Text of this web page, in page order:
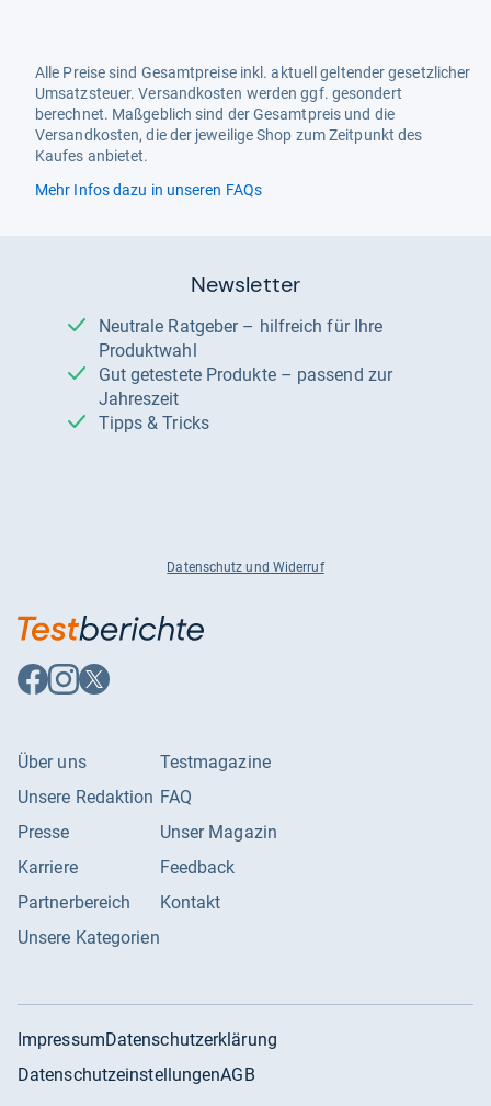
Alle Preise sind Gesamtpreise inkl. aktuell geltender gesetzlicher
Umsatzsteuer. Versandkosten werden ggf. gesondert
berechnet. Maßgeblich sind der Gesamtpreis und die
Versandkosten, die der jeweilige Shop zum Zeitpunkt des
Kaufes anbietet.
Mehr Infos dazu in unseren FAQs
Newsletter
Neutrale Ratgeber – hilfreich für Ihre
Produktwahl
Gut getestete Produkte – passend zur
Jahreszeit
Tipps & Tricks
Datenschutz und Widerruf
Auf
Facebook
Auf
Instagram
Auf
X
Über uns
Unsere Redaktion
Presse
Karriere
Partnerbereich
Unsere Kategorien
Testmagazine
FAQ
Unser Magazin
Feedback
Kontakt
ImpressumDatenschutzerklärung
DatenschutzeinstellungenAGB